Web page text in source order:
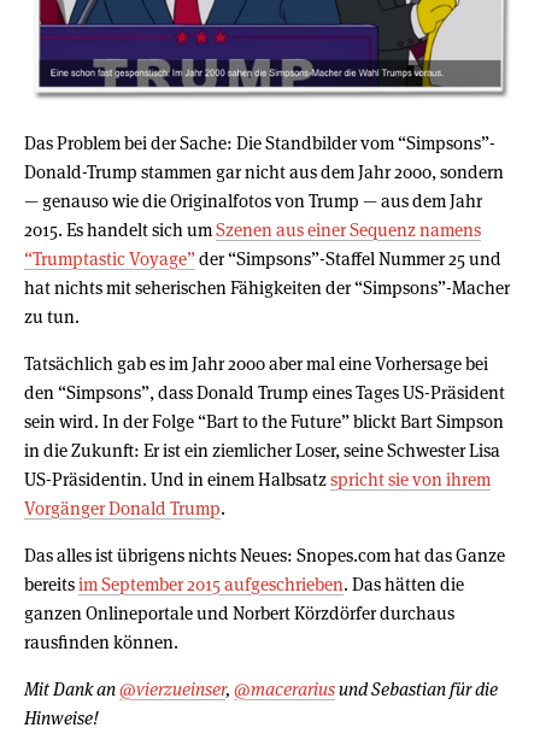
Das Problem bei der Sache: Die Standbilder vom “Simpsons”-
Donald-Trump stammen gar nicht aus dem Jahr 2000, sondern
— genauso wie die Originalfotos von Trump — aus dem Jahr
2015. Es handelt sich umSzenen aus einer Sequenz namens
“Trumptastic Voyage”der “Simpsons”-Staffel Nummer 25 und
hat nichts mit seherischen Fähigkeiten der “Simpsons”-Macher
zu tun.
Tatsächlich gab es im Jahr 2000 aber mal eine Vorhersage bei
den “Simpsons”, dass Donald Trump eines Tages US-Präsident
sein wird. In der Folge “Bart to the Future” blickt Bart Simpson
in die Zukunft: Er ist ein ziemlicher Loser, seine Schwester Lisa
US-Präsidentin. Und in einem Halbsatzspricht sie von ihrem
Vorgänger Donald Trump.
Das alles ist übrigens nichts Neues: Snopes.com hat das Ganze
bereitsim September 2015 aufgeschrieben. Das hätten die
ganzen Onlineportale und Norbert Körzdörfer durchaus
rausfinden können.
Mit Dank an@vierzueinser, @macerariusund Sebastian für die
Hinweise!